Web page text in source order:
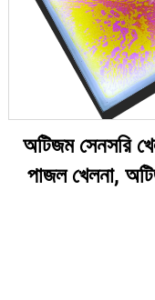
অটিজম সেনসরি
পাজল খেলনা,